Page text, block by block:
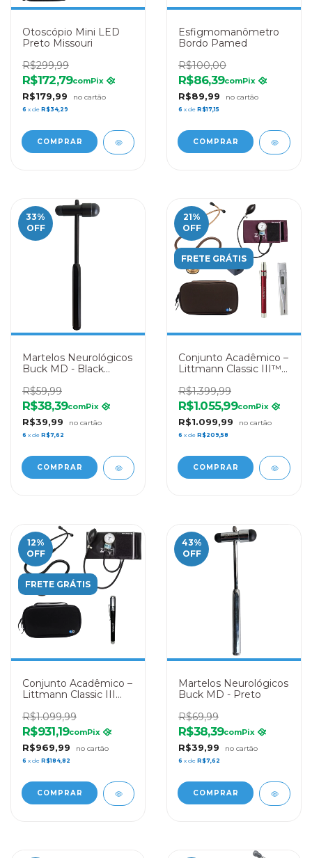
Otoscópio Mini LED
Preto Missouri
R$299,99
R$179,99
R$172,79comPix
6 x de R$34,29
Esfigmomanômetro
Bordo Pamed
R$100,00
R$89,99
R$86,39comPix
6 x de R$17,15
33%
OFF
Martelos Neurológicos
Buck MD - Black
R$59,99
R$39,99
R$38,39comPix
6 x de R$7,62
21%
OFF
FRETE GRÁTIS
Conjunto Acadêmico –
Littmann Classic III™
+ Case + Lanterna +
Oxímetro +
Termômetro
R$1.399,99
R$1.099,99
R$1.055,99comPix
6 x de R$209,58
12%
OFF
FRETE GRÁTIS
Conjunto Acadêmico –
Littmann Classic III
Esfigmo Pamed Preto
+ Lanterna Clínica
Preta + Case Preta
R$1.099,99
R$969,99
R$931,19comPix
6 x de R$184,82
43%
OFF
Martelos Neurológicos
Buck MD - Preto
R$69,99
R$39,99
R$38,39comPix
6 x de R$7,62